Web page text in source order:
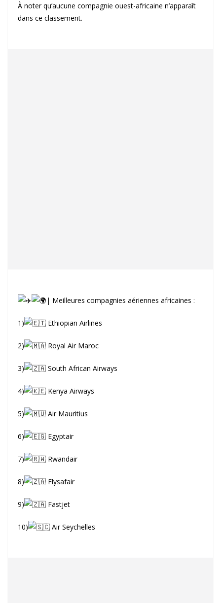
À noter qu’aucune compagnie ouest-africaine n’apparaît
dans ce classement.
| Meilleures compagnies aériennes africaines :
1) Ethiopian Airlines
2) Royal Air Maroc
3) South African Airways
4) Kenya Airways
5) Air Mauritius
6) Egyptair
7) Rwandair
8) Flysafair
9) Fastjet
10) Air Seychelles